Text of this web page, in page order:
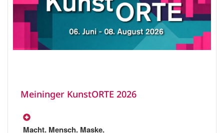
Meininger KunstORTE 2026
Macht. Mensch. Maske.